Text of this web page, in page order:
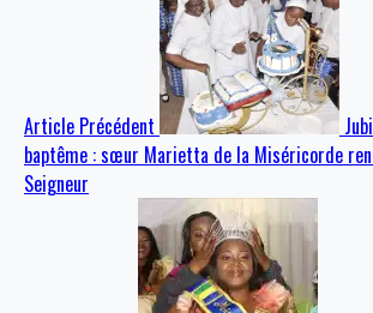
Article Précédent
baptême : sœur Marietta de la Miséricorde
Seigneur